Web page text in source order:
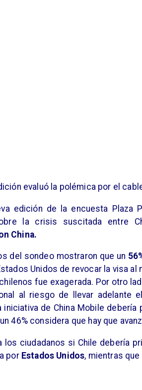
evaluó la polémica por el
edición de la encuesta Plaza
la crisis suscitada entre
China.
del sondeo mostraron que un
Unidos de revocar la visa
fue exagerada. Por otro
al riesgo de llevar adelante
iniciativa de China Mobile debería
46% considera que hay que
los ciudadanos si Chile debería
por Estados Unidos, mientras